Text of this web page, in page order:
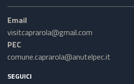
Email
visitcaprarola@gmail.com
PEC
comune.caprarola@anutelpec.it
SEGUICI